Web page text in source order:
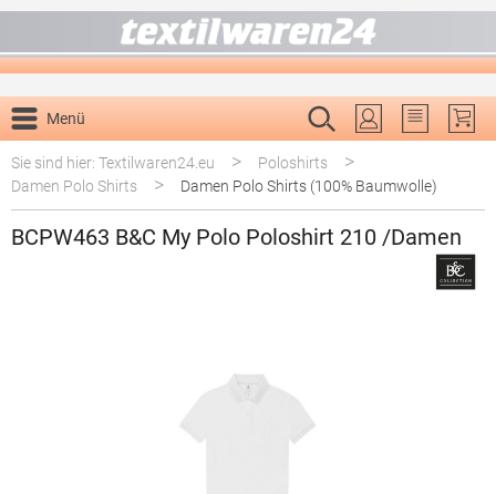
Menü
Du hast 0
Sie sind hier: Textilwaren24.eu
> Poloshirts >
Damen Polo Shirts > Damen Polo Shirts (100% Baumwolle)
BCPW463 B&C My Polo Poloshirt 210 /Damen